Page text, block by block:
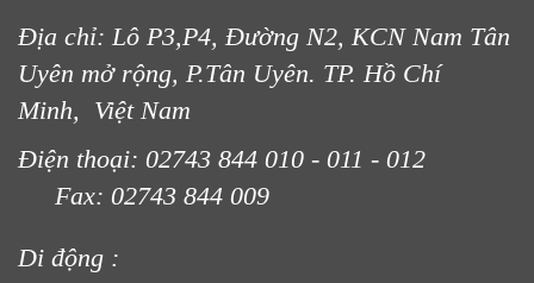
Địa chỉ: Lô P3,P4, Đường N2, KCN Nam Tân
Uyên mở rộng, P.Tân Uyên. TP. Hồ Chí
Minh, Việt Nam
Điện thoại: 02743 844 010 - 011 - 012
Fax: 02743 844 009
Di động :